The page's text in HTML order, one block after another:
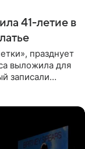
41-летие в
празднует
выложила для
записали